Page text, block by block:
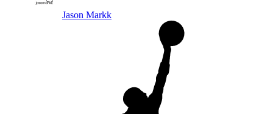
Jason Markk